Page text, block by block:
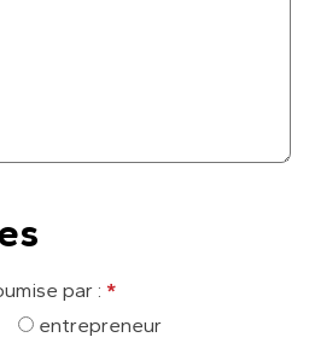
par : *
entrepreneur